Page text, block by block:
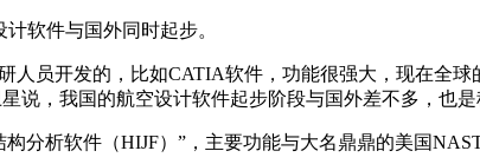
软件与国外同时起步。
人员开发的，比如CATIA软件，功能很强大，现在全
说，我国的航空设计软件起步阶段与国外差不多，也
分析软件（HIJF）”，主要功能与大名鼎鼎的美国